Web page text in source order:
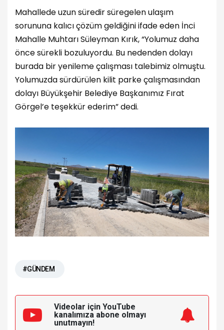
Mahallede uzun süredir süregelen ulaşım
sorununa kalıcı çözüm geldiğini ifade eden İnci
Mahalle Muhtarı Süleyman Kırık, “Yolumuz daha
önce sürekli bozuluyordu. Bu nedenden dolayı
burada bir yenileme çalışması talebimiz olmuştu.
Yolumuzda sürdürülen kilit parke çalışmasından
dolayı Büyükşehir Belediye Başkanımız Fırat
Görgel’e teşekkür ederim” dedi.
#GÜNDEM
Videolar için YouTube
kanalımıza abone olmayı
unutmayın!